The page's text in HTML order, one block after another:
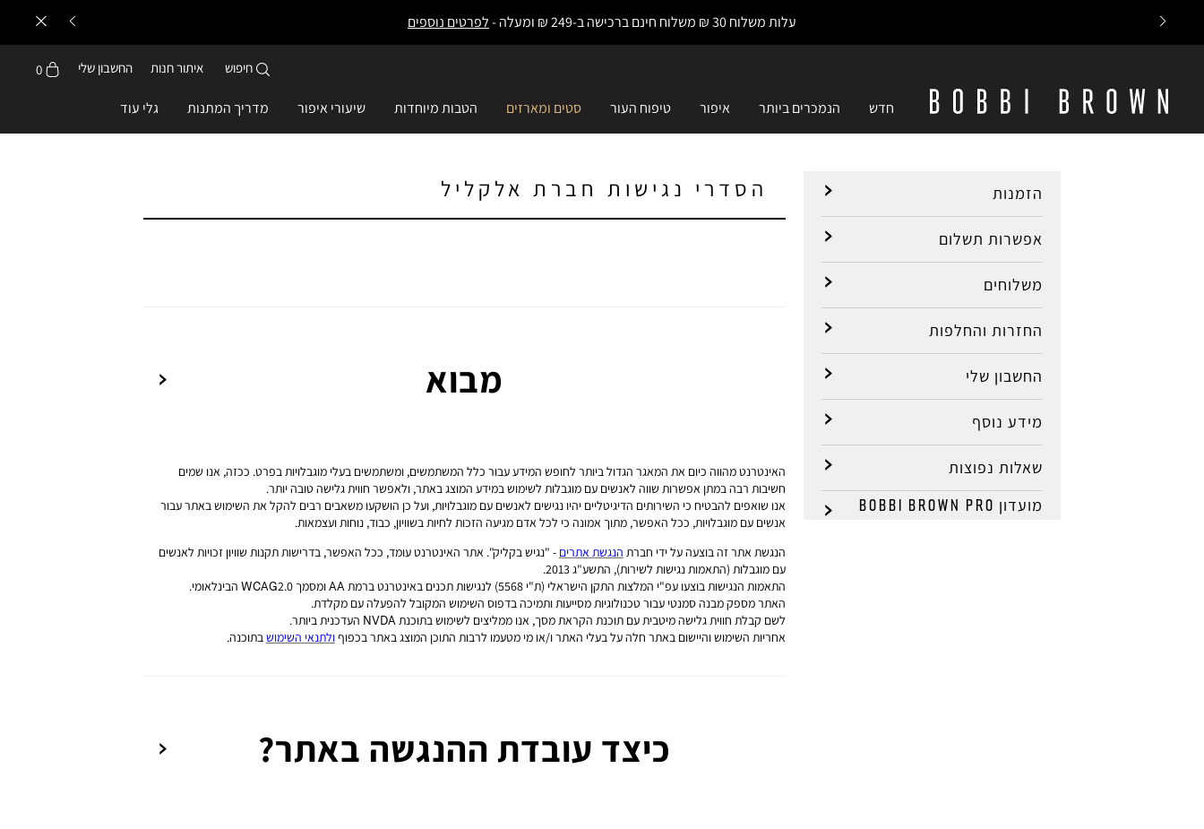
עלות משלוח 30 ₪ משלוח חינם ברכישה ב-249 ₪ ומעלה - לפרטים נוספים
חדש הנמכרים ביותר איפור טיפוח העור סטים ומארזים הטבות מיוחדות שיעורי איפור מדריך המתנות גלי עוד
חיפוש איתור חנות החשבון שלי 0
הסדרי נגישות חברת אלקליל הזמנות
אפשרות תשלום
משלוחים
החזרות והחלפות
החשבון שלי
מידע נוסף
שאלות נפוצות
מועדון BOBBI BROWN PRO
מבוא
האינטרנט מהווה כיום את המאגר הגדול ביותר לחופש המידע עבור כלל המשתמשים, ומשתמשים בעלי מוגבלויות בפרט. ככזה, אנו שמים
חשיבות רבה במתן אפשרות שווה לאנשים עם מוגבלות לשימוש במידע המוצג באתר, ולאפשר חווית גלישה טובה יותר.
אנו שואפים להבטיח כי השירותים הדיגיטליים יהיו נגישים לאנשים עם מוגבלויות, ועל כן הושקעו משאבים רבים להקל את השימוש באתר עבור
אנשים עם מוגבלויות, ככל האפשר, מתוך אמונה כי לכל אדם מגיעה הזכות לחיות בשוויון, כבוד, נוחות ועצמאות.
הנגשת אתר זה בוצעה על ידי חברת הנגשת אתרים - "נגיש בקליק". אתר האינטרנט עומד, ככל האפשר, בדרישות תקנות שוויון זכויות לאנשים
עם מוגבלות (התאמות נגישות לשירות), התשע"ג 2013.
התאמות הנגישות בוצעו עפ"י המלצות התקן הישראלי (ת"י 5568) לנגישות תכנים באינטרנט ברמת AA ומסמך WCAG2.0 הבינלאומי.
האתר מספק מבנה סמנטי עבור טכנולוגיות מסייעות ותמיכה בדפוס השימוש המקובל להפעלה עם מקלדת.
לשם קבלת חווית גלישה מיטבית עם תוכנת הקראת מסך, אנו ממליצים לשימוש בתוכנת NVDA העדכנית ביותר.
אחריות השימוש והיישום באתר חלה על בעלי האתר ו/או מי מטעמו לרבות התוכן המוצג באתר בכפוףולתנאי השימושבתוכנה.
כיצד עובדת ההנגשה באתר?